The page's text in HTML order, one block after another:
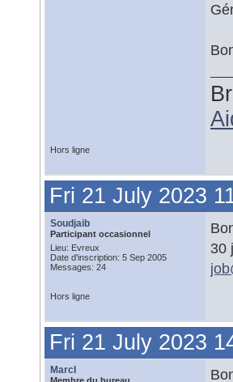
Hors ligne
Fri 21 July 2023
Soudjaib
Participant occasionnel
Lieu: Evreux
Date d'inscription: 5 Sep 2005
Messages: 24
30
Hors ligne
Fri 21 July 2023
MarcI